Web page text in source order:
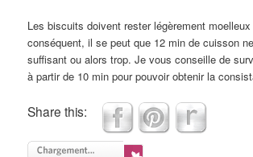
Les biscuits doivent rester légèrement moelleux
conséquent, il se peut que 12 min de cuisson
suffisant ou alors trop. Je vous conseille de
à partir de 10 min pour pouvoir obtenir la
Share this: